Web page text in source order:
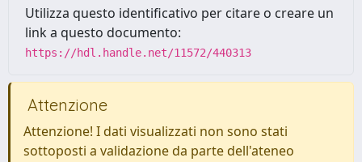
Utilizza questo identificativo per citare o creare un
link a questo documento:
https://hdl.handle.net/11572/440313
Attenzione
Attenzione! I dati visualizzati non sono stati
sottoposti a validazione da parte dell'ateneo